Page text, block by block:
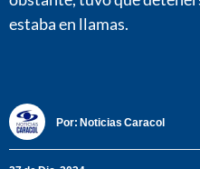
estaba en llamas.
Por: Noticias Caracol